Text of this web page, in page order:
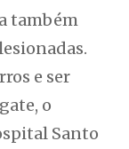
também
e ser
o
Santo